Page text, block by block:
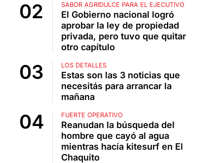
SABOR AGRIDULCE PARA EL EJECUTIVO
El Gobierno nacional logró
aprobar la ley de propiedad
privada, pero tuvo que quitar
otro capítulo
LOS DETALLES
Estas son las 3 noticias que
necesitás para arrancar la
mañana
FUERTE OPERATIVO
Reanudan la búsqueda del
hombre que cayó al agua
mientras hacía kitesurf en El
Chaquito